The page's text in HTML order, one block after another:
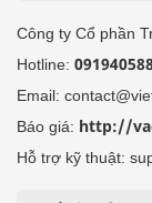
Công ty Cổ phần
Hotline:
Email:
Báo giá: http://
Hỗ trợ kỹ thuật: